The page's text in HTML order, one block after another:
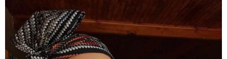
"რიგრიგობით
ფეთქდებოდნენ..."
კატეგორიის ყველა სიახლე